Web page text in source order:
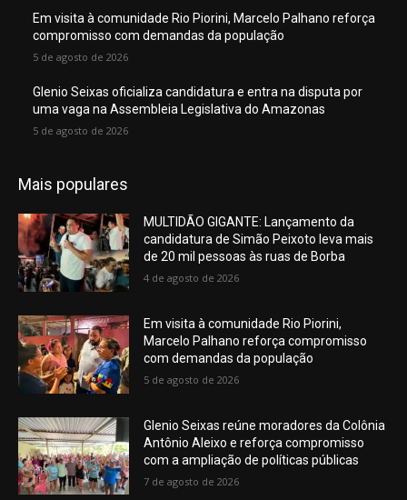
Em visita à comunidade Rio Piorini, Marcelo Palhano reforça
compromisso com demandas da população
5 de agosto de 2026
Glenio Seixas oficializa candidatura e entra na disputa por
uma vaga na Assembleia Legislativa do Amazonas
5 de agosto de 2026
Mais populares
MULTIDÃO GIGANTE: Lançamento da
candidatura de Simão Peixoto leva mais
de 20 mil pessoas às ruas de Borba
4 de agosto de 2026
Em visita à comunidade Rio Piorini,
Marcelo Palhano reforça compromisso
com demandas da população
5 de agosto de 2026
Glenio Seixas reúne moradores da Colônia
Antônio Aleixo e reforça compromisso
com a ampliação de políticas públicas
7 de agosto de 2026